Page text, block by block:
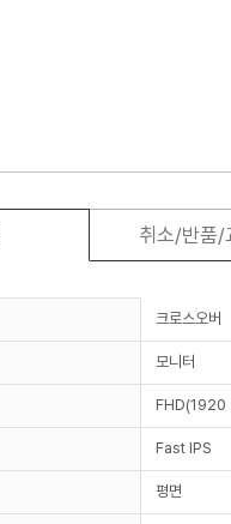
취소/반품/
크로스오버
모니터
Fast IPS
평면